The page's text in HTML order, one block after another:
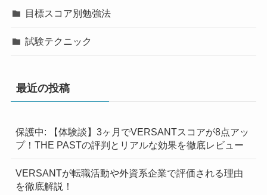
目標スコア別勉強法
試験テクニック
最近の投稿
保護中: 【体験談】3ヶ月でVERSANTスコアが8点アッ
プ！THE PASTの評判とリアルな効果を徹底レビュー
VERSANTが転職活動や外資系企業で評価される理由
を徹底解説！